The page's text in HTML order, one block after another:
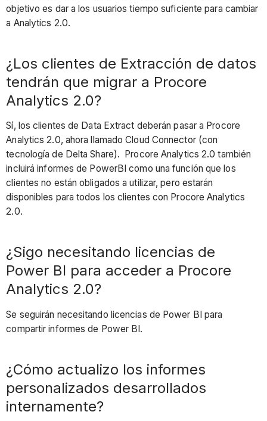
objetivo es dar a los usuarios tiempo suficiente para cambiar
a Analytics 2.0.
¿Los clientes de Extracción de datos
tendrán que migrar a Procore
Analytics 2.0?
Sí, los clientes de Data Extract deberán pasar a Procore
Analytics 2.0, ahora llamado Cloud Connector (con
tecnología de Delta Share). Procore Analytics 2.0 también
incluirá informes de PowerBI como una función que los
clientes no están obligados a utilizar, pero estarán
disponibles para todos los clientes con Procore Analytics
2.0.
¿Sigo necesitando licencias de
Power BI para acceder a Procore
Analytics 2.0?
Se seguirán necesitando licencias de Power BI para
compartir informes de Power BI.
¿Cómo actualizo los informes
personalizados desarrollados
internamente?